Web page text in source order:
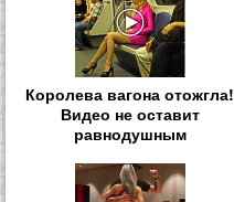
Королева вагона отожгла!
Видео не оставит
равнодушным